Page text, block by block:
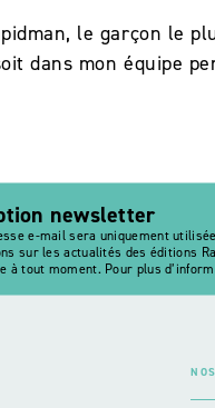
le garçon le
dans mon équipe
newsletter
e-mail sera uniquement
sur les actualités des éditions
à tout moment. Pour plus